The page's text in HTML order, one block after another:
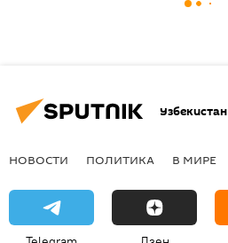
Узбекистан
НОВОСТИ ПОЛИТИКА В МИРЕ